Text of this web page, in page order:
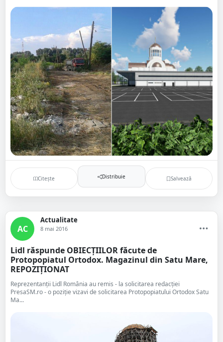
Citește Distribuie Salvează
AC
Actualitate
8 mai 2016
Lidl răspunde OBIECȚIILOR făcute de
Protopopiatul Ortodox. Magazinul din Satu Mare,
REPOZIȚIONAT
Reprezentanții Lidl România au remis - la solicitarea redacției
PresaSM.ro - o poziție vizavi de solicitarea Protopopiatului Ortodox Satu
Ma...